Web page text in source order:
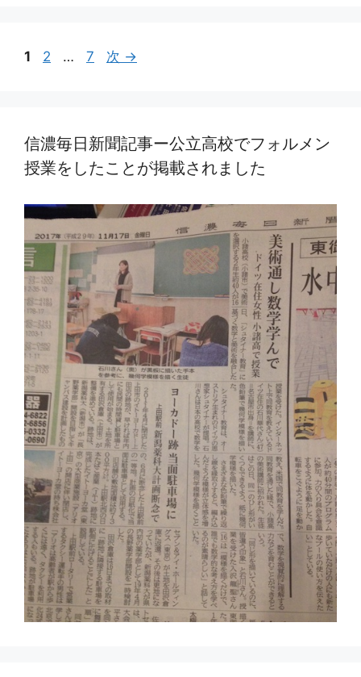
ペ
1
ペ
2 …
ペ
7 次 →
信濃毎日新聞記事ー公立高校でフォルメン
授業をしたことが掲載されました